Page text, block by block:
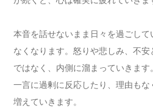
本音を話せないまま日々を過ごし
なくなります。怒りや悲しみ、不
ではなく、内側に溜まっていきま
一言に過剰に反応したり、理由も
増えていきます。